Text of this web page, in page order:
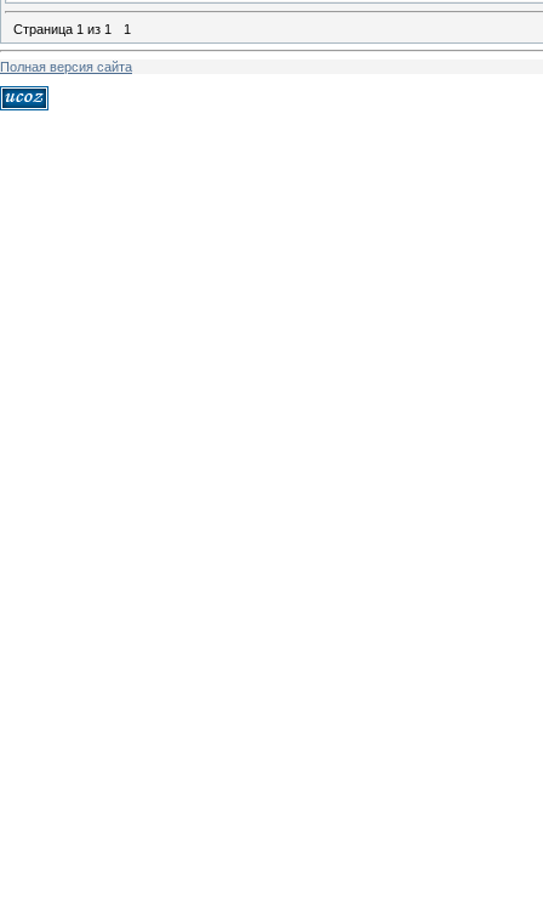
Страница 1 из 1 1
Полная версия сайта